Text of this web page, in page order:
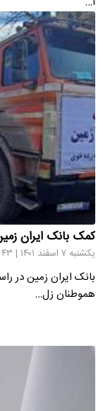
کمک بانک ایران
یکشنبه ۷ اسفند ۱۴۰۱ | ۹:۴۳
بانک ایران زمین در
هموطنان زل…